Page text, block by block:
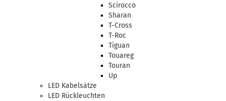
Scirocco
Sharan
T-Cross
T-Roc
Tiguan
Touareg
Touran
Up
LED Kabelsätze
LED Rückleuchten